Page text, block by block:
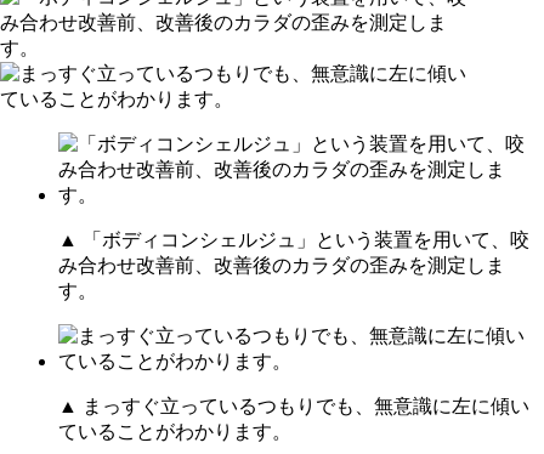
▲ 「ボディコンシェルジュ」という装置を用いて、咬
み合わせ改善前、改善後のカラダの歪みを測定しま
す。
▲ まっすぐ立っているつもりでも、無意識に左に傾い
ていることがわかります。